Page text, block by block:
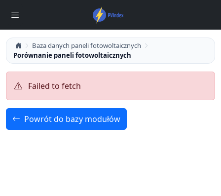
Baza danych paneli fotowoltaicznych
Porównanie paneli fotowoltaicznych
Failed to fetch
Powrót do bazy modułów